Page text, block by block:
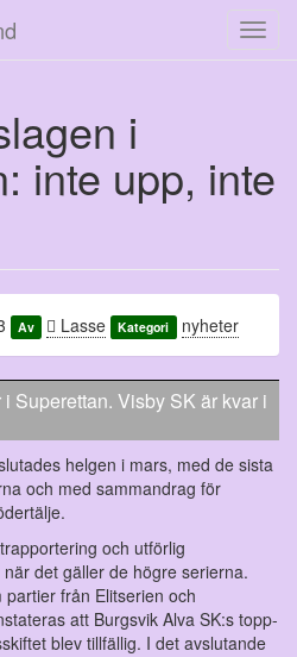
i
inte upp, inte
Av Lasse Kategori nyheter
Superettan. Visby SK är kvar i
helgen i mars, med de sista
och med sammandrag för
och utförlig
det gäller de högre serierna.
från Elitserien och
att Burgsvik Alva SK:s topp-
blev tillfällig. I det avslutande